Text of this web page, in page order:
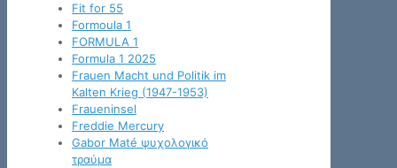
Fit for 55
Formoula 1
FORMULA 1
Formula 1 2025
Frauen Macht und Politik im
Kalten Krieg (1947-1953)
Fraueninsel
Freddie Mercury
Gabor Maté ψυχολογικό
τραύμα